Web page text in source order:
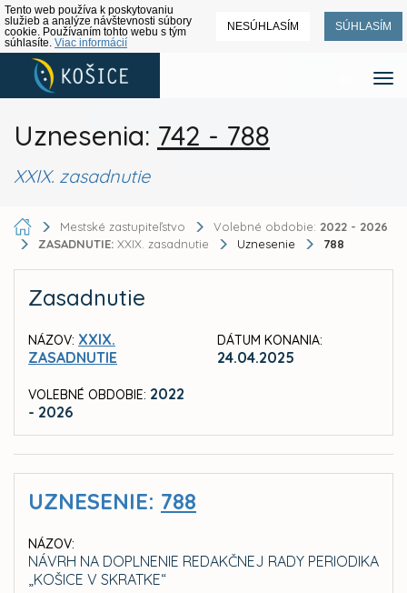
Tento web používa k poskytovaniu
služieb a analýze návštevnosti súbory
cookie. Používaním tohto webu s tým
súhlasíte. Viac informácií
NESÚHLASÍM SÚHLASÍM
Uznesenia: 742 - 788
XXIX. zasadnutie
Mestské zastupiteľstvo Volebné obdobie: 2022 - 2026
ZASADNUTIE: XXIX. zasadnutie Uznesenie 788
Zasadnutie
NÁZOV: XXIX.
ZASADNUTIE
VOLEBNÉ OBDOBIE: 2022
- 2026
DÁTUM KONANIA:
24.04.2025
UZNESENIE: 788
NÁZOV:
NÁVRH NA DOPLNENIE REDAKČNEJ RADY PERIODIKA
„KOŠICE V SKRATKE“